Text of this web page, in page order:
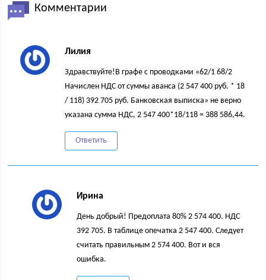
Комментарии
Лилия
Здравствуйте!В графе с проводками «62/1 68/2
Начислен НДС от суммы аванса (2 547 400 руб. * 18
/ 118) 392 705 руб. Банковская выписка» не верно
указана сумма НДС, 2 547 400*18/118 = 388 586,44.
Ответить
Ирина
День добрый! Предоплата 80% 2 574 400. НДС
392 705. В таблице опечатка 2 547 400. Следует
считать правильным 2 574 400. Вот и вся
ошибка.